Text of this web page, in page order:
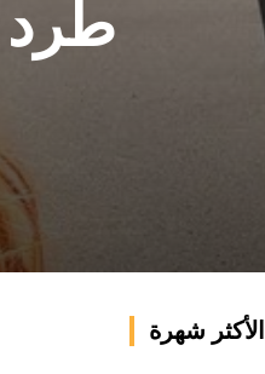
طرد
الأكثر شهرة